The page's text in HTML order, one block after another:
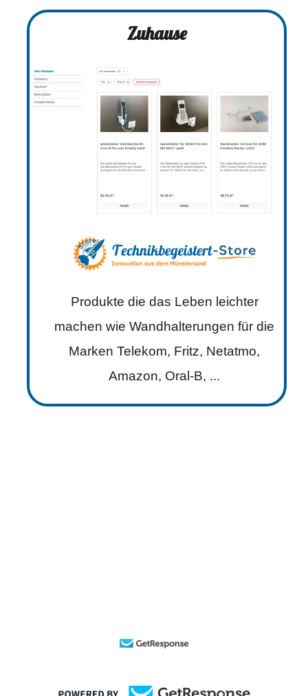
Zuhause
Produkte die das Leben leichter
machen wie Wandhalterungen für die
Marken Telekom, Fritz, Netatmo,
Amazon, Oral-B, ...